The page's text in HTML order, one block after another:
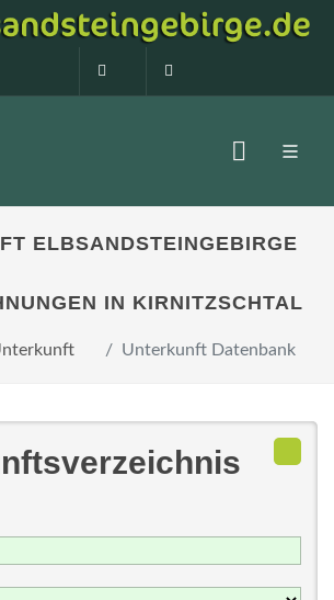
0160 99873408
ELBSANDSTEINGEBIRGE
IN KIRNITZSCHTAL
Unterkunft Datenbank